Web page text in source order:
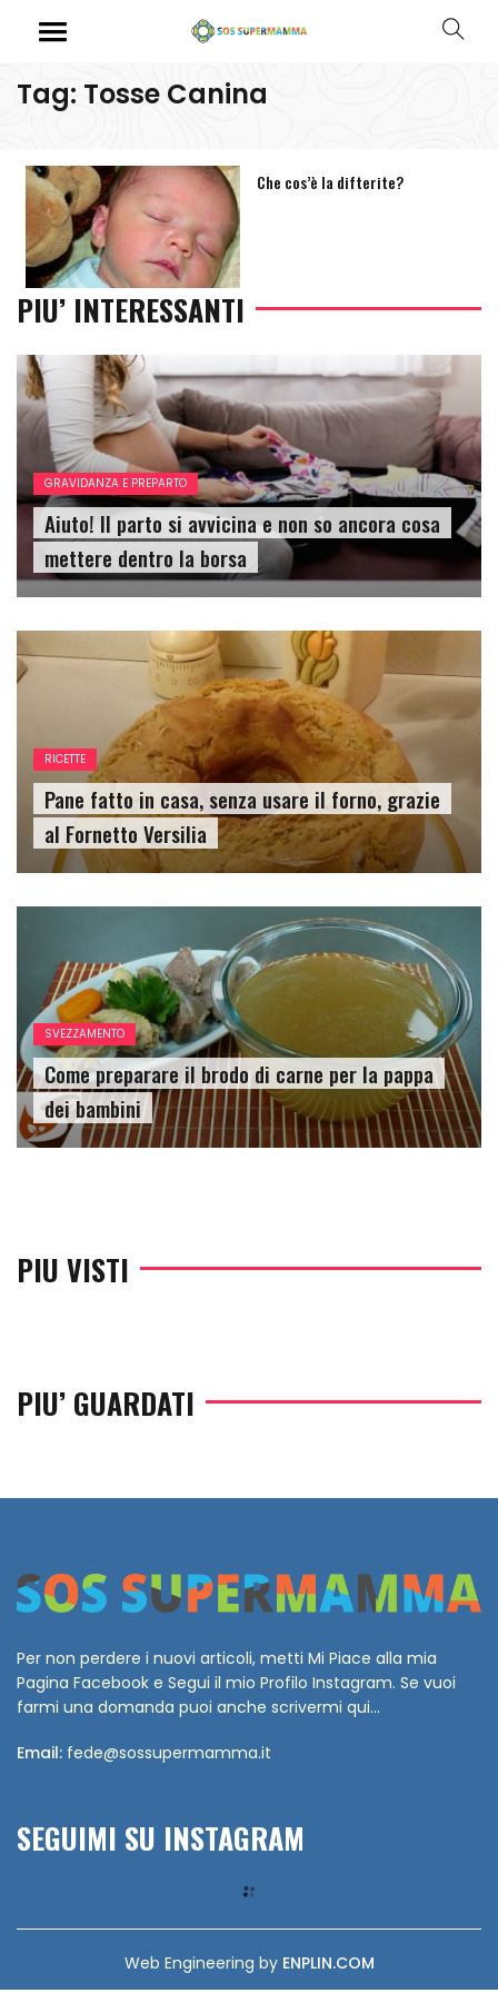
Tag: Tosse Canina
Che cos’è la difterite?
PIU’ INTERESSANTI
GRAVIDANZA E PREPARTO
Aiuto! Il parto si avvicina e non so ancora cosa
mettere dentro la borsa
RICETTE
Pane fatto in casa, senza usare il forno, grazie
al Fornetto Versilia
SVEZZAMENTO
Come preparare il brodo di carne per la pappa
dei bambini
PIU VISTI
PIU’ GUARDATI
Per non perdere i nuovi articoli, metti Mi Piace alla mia
Pagina Facebook e Segui il mio Profilo Instagram. Se vuoi
farmi una domanda puoi anche scrivermi qui...
Email: fede@sossupermamma.it
SEGUIMI SU INSTAGRAM
Web Engineering by ENPLIN.COM